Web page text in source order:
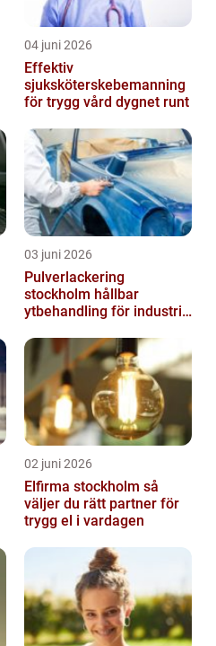
04 juni 2026
Effektiv
sjuksköterskebemanning
för trygg vård dygnet runt
03 juni 2026
Pulverlackering
stockholm hållbar
ytbehandling för industri
02 juni 2026
Elfirma stockholm så
väljer du rätt partner för
trygg el i vardagen